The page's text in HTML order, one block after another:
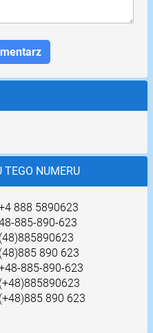
NUMERU
888 5890623
885-890-623
(48)885890623
(48)885 890 623
885-890-623
(+48)885890623
(+48)885 890 623